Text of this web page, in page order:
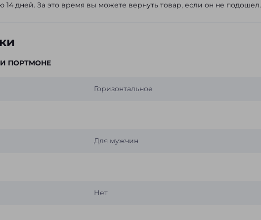
14 дней. За это время вы можете вернуть товар, если он не подошел.
ПОРТМОНЕ
Горизонтальное
Для мужчин
Нет